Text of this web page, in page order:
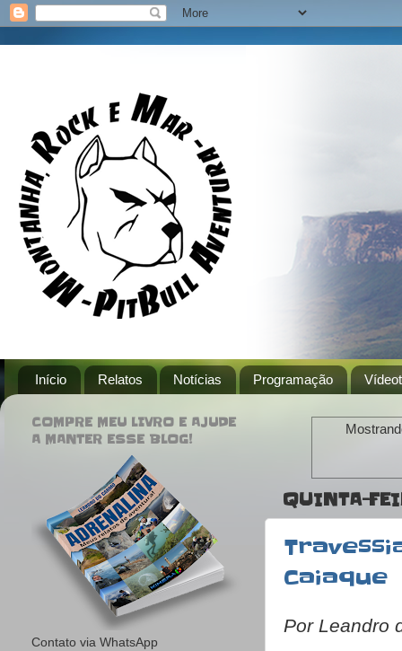
Início Relatos Notícias Programação
QUINTA-
Caiaque
Por Leandro
COMPRE MEU LIVRO E AJUDE
A MANTER ESSE BLOG!
Contato via WhatsApp